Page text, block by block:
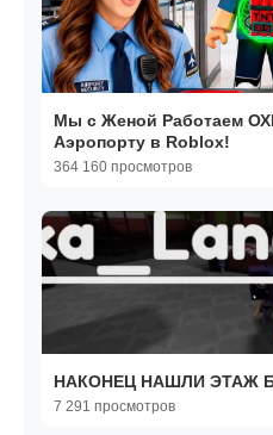
Мы с Женой Работаем
Аэропорту в Roblox!
364 160 просмотров
НАКОНЕЦ НАШЛИ ЭТАЖ
7 291 просмотров